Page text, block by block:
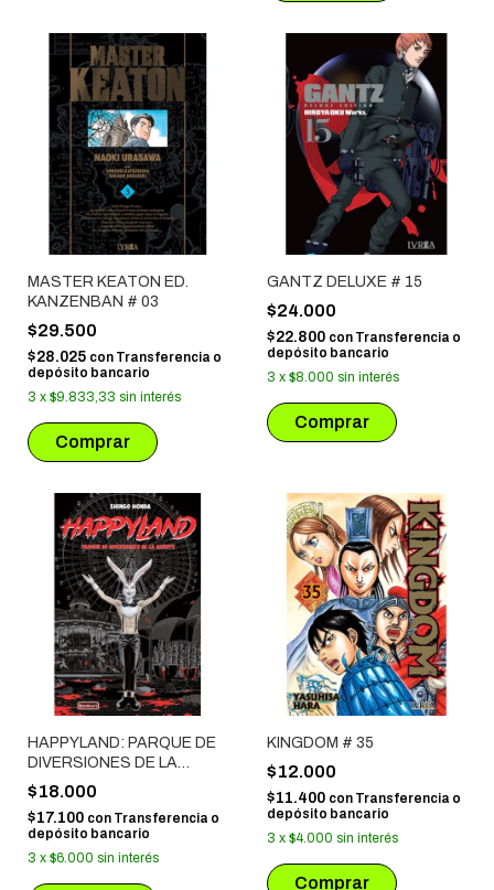
MASTER KEATON ED.
KANZENBAN # 03
$29.500
$28.025 con Transferencia o
depósito bancario
3 x $9.833,33 sin interés
GANTZ DELUXE # 15
$24.000
$22.800 con Transferencia o
depósito bancario
3 x $8.000 sin interés
HAPPYLAND: PARQUE DE
DIVERSIONES DE LA
MUERTE
$18.000
$17.100 con Transferencia o
depósito bancario
3 x $6.000 sin interés
KINGDOM # 35
$12.000
$11.400 con Transferencia o
depósito bancario
3 x $4.000 sin interés